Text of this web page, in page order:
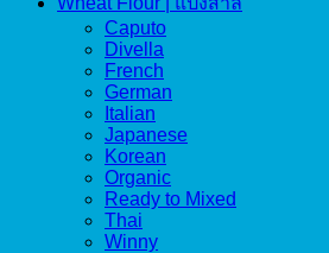
Caputo
Divella
French
German
Italian
Japanese
Korean
Organic
Ready to Mixed
Thai
Winny